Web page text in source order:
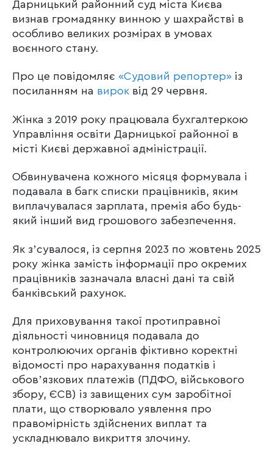
Дарницький районний суд міста Києва
визнав громадянку винною у шахрайстві в
особливо великих розмірах в умовах
воєнного стану.
Про це повідомляє «Судовий репортер» із
посиланням на вирок від 29 червня.
Жінка з 2019 року працювала бухгалтеркою
Управління освіти Дарницької районної в
місті Києві державної адміністрації.
Обвинувачена кожного місяця формувала і
подавала в багк списки працівників, яким
виплачувалася зарплата, премія або будь-
який інший вид грошового забезпечення.
Як зʼсувалося, із серпня 2023 по жовтень 2025
року жінка замість інформації про окремих
працівників зазначала власні дані та свій
банківський рахунок.
Для приховування такої протиправної
діяльності чиновниця подавала до
контролюючих органів фіктивно коректні
відомості про нарахування податків і
обовʼязкових платежів (ПДФО, військового
збору, ЄСВ) із завищених сум заробітної
плати, що створювало уявлення про
правомірність здійснених виплат та
ускладнювало викриття злочину.